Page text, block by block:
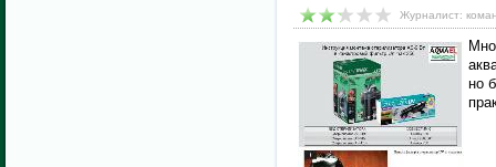
Журналист:
но